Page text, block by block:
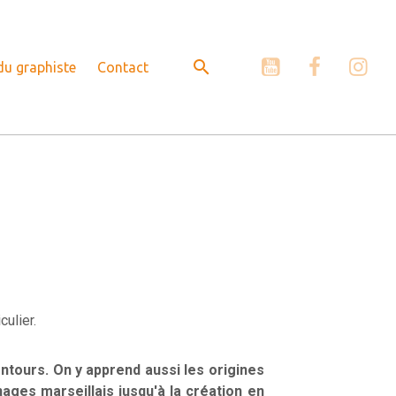
graphiste Contact
On y apprend aussi les origines
marseillais jusqu'à la création en